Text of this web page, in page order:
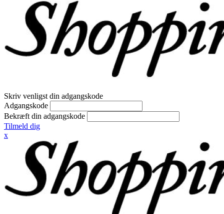
Skriv venligst din adgangskode
Adgangskode
Bekræft din adgangskode
Tilmeld dig
x